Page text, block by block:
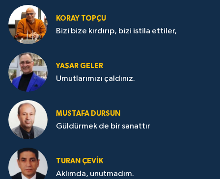
KORAY TOPÇU
Bizi bize kırdırıp, bizi istila ettiler,
YAŞAR GELER
Umutlarımızı çaldınız.
MUSTAFA DURSUN
Güldürmek de bir sanattır
TURAN ÇEVİK
Aklımda, unutmadım.